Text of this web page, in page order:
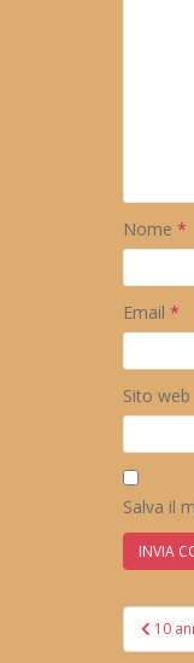
Nome *
Email *
Sito web
Salva il
10